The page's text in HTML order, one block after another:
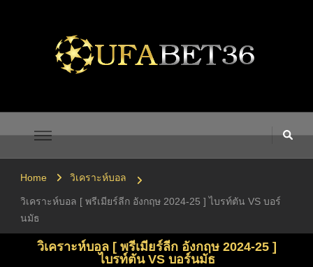
Home วิเคราะห์บอล
วิเคราะห์บอล [ พรีเมียร์ลีก อังกฤษ 2024-25 ] ไบรท์ตัน VS บอร์
นมัธ
วิเคราะห์บอล [ พรีเมียร์ลีก อังกฤษ 2024-25 ]
ไบรท์ตัน VS บอร์นมัธ